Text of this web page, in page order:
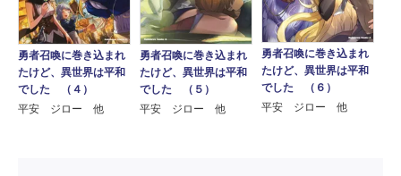
勇者召喚に巻き込まれ
たけど、異世界は平和
でした （４）
平安 ジロー 他
勇者召喚に巻き込まれ
たけど、異世界は平和
でした （５）
平安 ジロー 他
勇者召喚に巻き込まれ
たけど、異世界は平和
でした （６）
平安 ジロー 他